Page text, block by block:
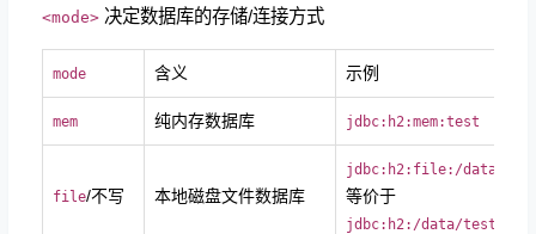
<mode> 决定数据库的存储/连接方式
mode 含义 示例
mem 纯内存数据库 jdbc:h2:mem:test
file/不写 本地磁盘文件数据库
jdbc:h2:file:/data/
等价于
jdbc:h2:/data/test